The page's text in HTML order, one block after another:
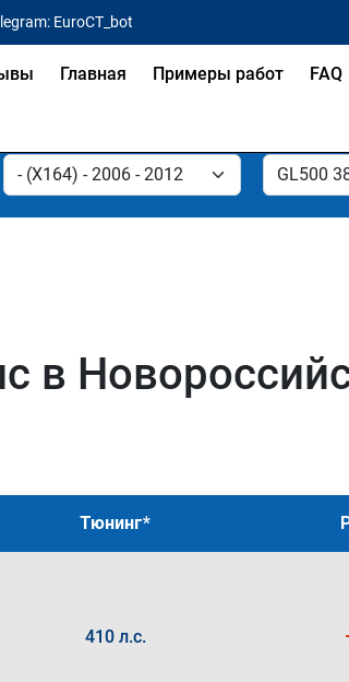
EuroCT_bot
Главная Примеры работ FAQ
в
Тюнинг*
410 л.с.